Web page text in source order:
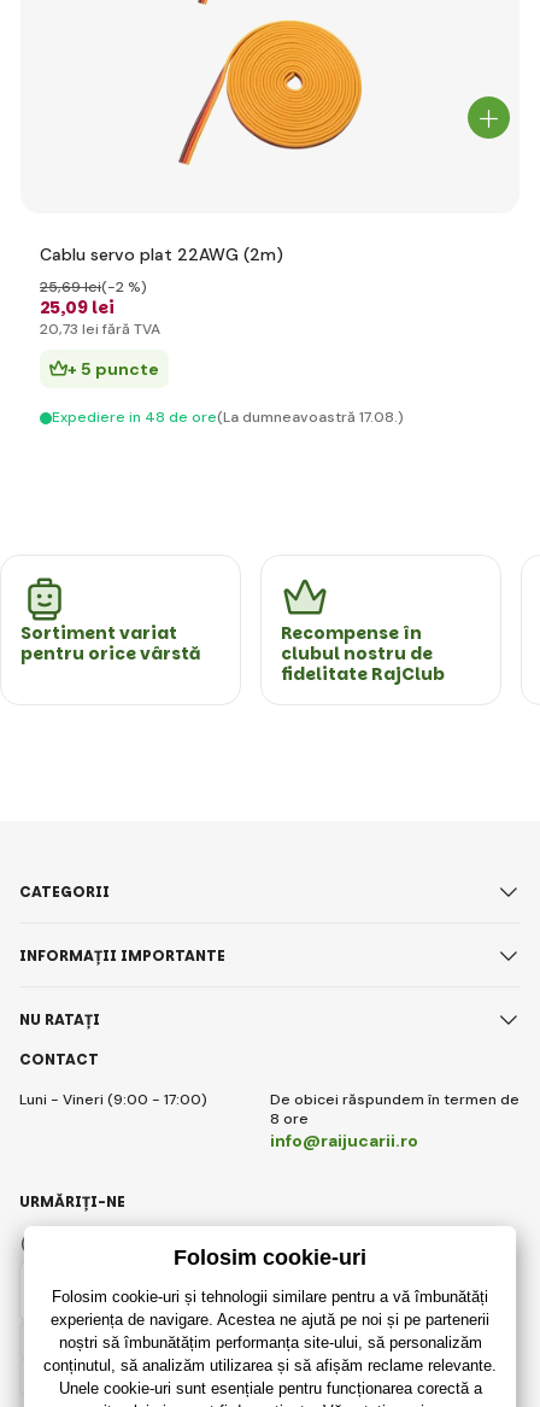
Cablu servo plat 22AWG (2m)
25,09 lei
25,69 lei(-2 %)
20,73 lei fără TVA
+ 5 puncte
Expediere in 48 de ore(La dumneavoastră 17.08.)
Sortiment variat
pentru orice vârstă
Recompense în
clubul nostru de
fidelitate RajClub
CONTACT
Luni - Vineri (9:00 - 17:00)
De obicei răspundem în termen de
8 ore
info@raijucarii.ro
CATEGORII
INFORMAȚII IMPORTANTE
NU RATAȚI
Romanian
URMĂRIȚI-NE
Instagram